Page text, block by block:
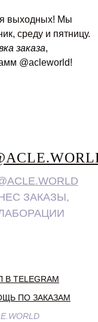
выходных! Мы
среду и пятницу.
заказа,
@acleworld!
ЗАКАЗЫ,
В TELEGRAM
ПО ЗАКАЗАМ